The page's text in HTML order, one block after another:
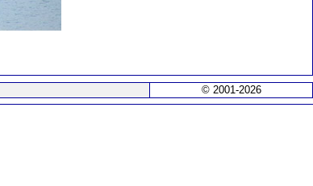
© 2001-2026